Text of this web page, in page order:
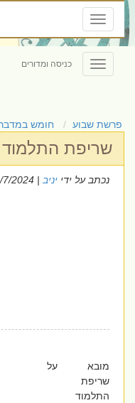
Toggle
navigation
Toggle
navigation
כניסה ומדורים
פרשת שבוע חומש במדבר
שריפת התלמוד
נכתב על ידייניב| 14/7/2024
מובא על
שריפת
התלמוד